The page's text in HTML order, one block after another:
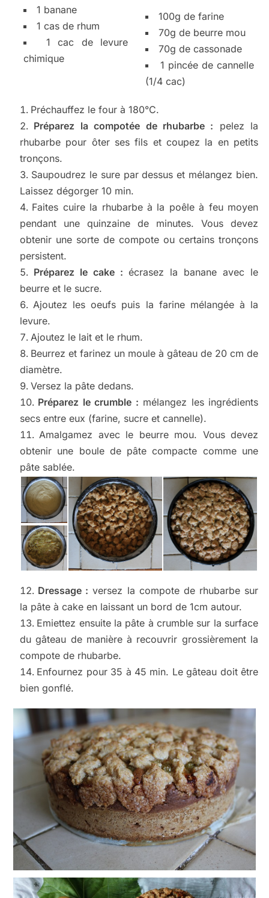
1 banane
1 cas de rhum
1 cac de levure
chimique
100g de farine
70g de beurre mou
70g de cassonade
1 pincée de cannelle
(1/4 cac)
Préchauffez le four à 180°C.
Préparez la compotée de rhubarbe : pelez la
rhubarbe pour ôter ses fils et coupez la en petits
tronçons.
Saupoudrez le sure par dessus et mélangez bien.
Laissez dégorger 10 min.
Faites cuire la rhubarbe à la poêle à feu moyen
pendant une quinzaine de minutes. Vous devez
obtenir une sorte de compote ou certains tronçons
persistent.
Préparez le cake : écrasez la banane avec le
beurre et le sucre.
Ajoutez les oeufs puis la farine mélangée à la
levure.
Ajoutez le lait et le rhum.
Beurrez et farinez un moule à gâteau de 20 cm de
diamètre.
Versez la pâte dedans.
Préparez le crumble : mélangez les ingrédients
secs entre eux (farine, sucre et cannelle).
Amalgamez avec le beurre mou. Vous devez
obtenir une boule de pâte compacte comme une
pâte sablée.
Dressage : versez la compote de rhubarbe sur
la pâte à cake en laissant un bord de 1cm autour.
Emiettez ensuite la pâte à crumble sur la surface
du gâteau de manière à recouvrir grossièrement la
compote de rhubarbe.
Enfournez pour 35 à 45 min. Le gâteau doit être
bien gonflé.